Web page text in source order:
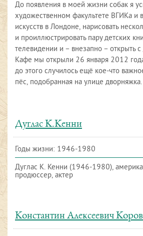
До появления в моей жизни собак я
художественном факультете ВГИКа и
искусств в Лондоне, нарисовать
и проиллюстрировать пару детских
телевидении и – внезапно – открыть
Кафе мы открыли 26 января 2012
до этого случилось ещё кое-что
пёс, подобранная на улице дворняжка.
Дуглас К.Кенни
Годы жизни: 1946-1980
Дуглас К. Кенни (1946-1980),
продюссер, актер
Константин Алексеевич